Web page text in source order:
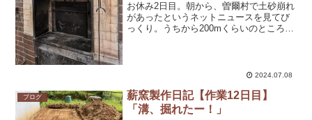
お休み2日目。朝から、曽爾村で土砂崩れ
があったというネットニュースを見てび
っくり。うちから200mくらいのところ。
2024.07.08
ブログ
薪窯製作日記【作業12日目】
「溝、掘れたー！」